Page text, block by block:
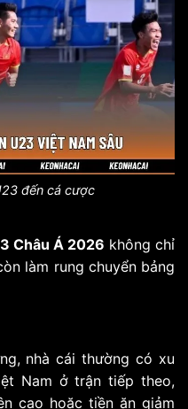
đến cá cược
Châu Á 2026 không chỉ
làm rung chuyển bảng
nhà cái thường có xu
Nam ở trận tiếp theo,
cao hoặc tiền ăn giảm